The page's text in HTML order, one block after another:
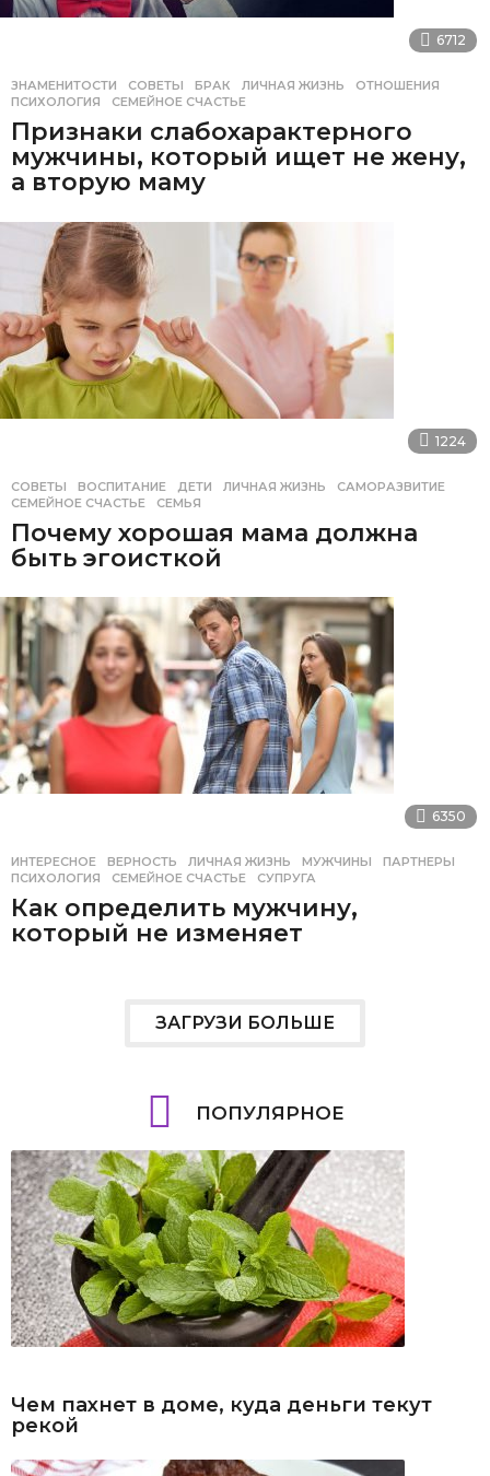
6712
ЗНАМЕНИТОСТИ ,СОВЕТЫ БРАК ,ЛИЧНАЯ ЖИЗНЬ ,ОТНОШЕНИЯ
ПСИХОЛОГИЯ
,СЕМЕЙНОЕ СЧАСТЬЕ
Признаки слабохарактерного
мужчины, который ищет не жену,
а вторую маму
1224
СОВЕТЫ ВОСПИТАНИЕ ,ДЕТИ ,ЛИЧНАЯ ЖИЗНЬ ,САМОРАЗВИТИЕ
СЕМЕЙНОЕ СЧАСТЬЕ
,СЕМЬЯ
Почему хорошая мама должна
быть эгоисткой
6350
ИНТЕРЕСНОЕ ВЕРНОСТЬ ,ЛИЧНАЯ ЖИЗНЬ ,МУЖЧИНЫ ,ПАРТНЕРЫ
ПСИХОЛОГИЯ
,СЕМЕЙНОЕ СЧАСТЬЕ ,СУПРУГА
Как определить мужчину,
который не изменяет
ЗАГРУЗИ БОЛЬШЕ
ПОПУЛЯРНОЕ
Чем пахнет в доме, куда деньги текут
рекой